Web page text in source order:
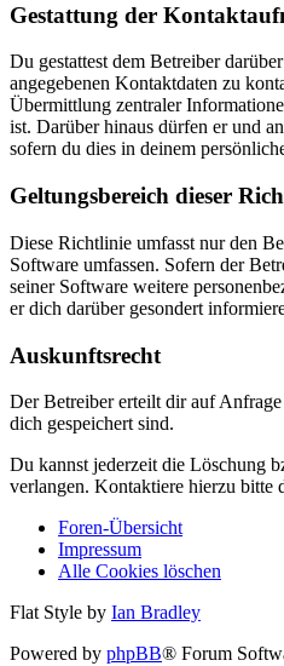
Gestattung der
Du gestattest dem Betreiber
angegebenen Kontaktdaten zu
Übermittlung zentraler
ist. Darüber hinaus dürfen er und
sofern du dies in deinem
Geltungsbereich dieser
Diese Richtlinie umfasst nur den
Software umfassen. Sofern der
seiner Software weitere
er dich darüber gesondert
Auskunftsrecht
Der Betreiber erteilt dir auf
dich gespeichert sind.
Du kannst jederzeit die Löschung
verlangen. Kontaktiere hierzu bitte
Foren-Übersicht
Impressum
Alle Cookies löschen
Flat Style by Ian Bradley
Powered by phpBB® Forum